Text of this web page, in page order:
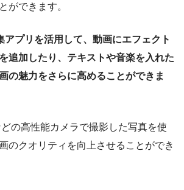
ができます。
プリを活用して、動画にエフェクト
追加したり、テキストや音楽を入れた
の魅力をさらに高めることができま
の高性能カメラで撮影した写真を使
のクオリティを向上させることができ